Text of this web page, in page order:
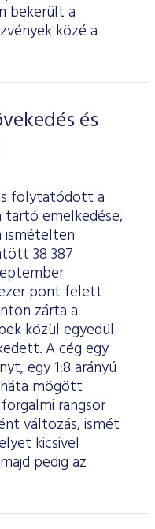
bekerült a
közé a
és
folytatódott a
tartó emelkedése,
ismételten
38 387
pont felett
zárta a
közül egyedül
A cég egy
egy 1:8 arányú
mögött
rangsor
változás, ismét
kicsivel
pedig az